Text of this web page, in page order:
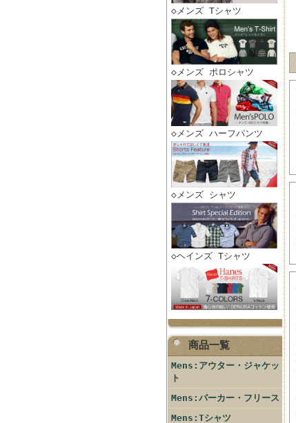
◇メンズ Tシャツ
◇メンズ ポロシャツ
◇メンズ ハーフパンツ
◇メンズ シャツ
◇ヘインズ Tシャツ
商品一覧
Mens:アウター・ジャケッ
ト
Mens:パーカー・フリース
Mens:Tシャツ